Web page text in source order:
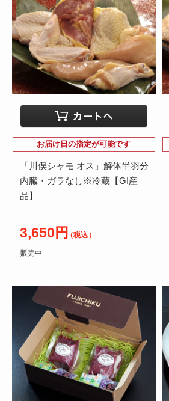
お届け日の指定が可能です
「川俣シャモ オス」解体半羽分
内臓・ガラなし※冷蔵【GI産
品】
3,650円（税込）
販売中